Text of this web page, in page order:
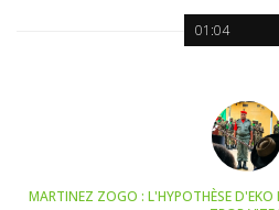
01:04
MARTINEZ ZOGO : L'HYPOTHÈSE D'EKO